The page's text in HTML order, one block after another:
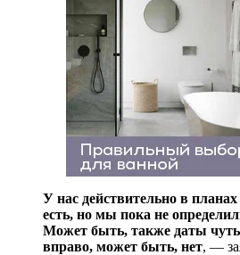
У нас действительно в
есть, но мы пока не
Может быть, также даты
вправо, может быть, нет, —